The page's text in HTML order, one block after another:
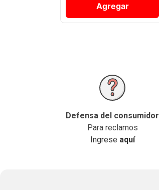
Agregar
Defensa del consumidor
Para reclamos
Ingrese aquí